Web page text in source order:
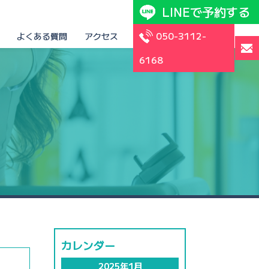
よくある質問 アクセス
LINEで予約する
050-3112-
6168
カレンダー
2025年1月